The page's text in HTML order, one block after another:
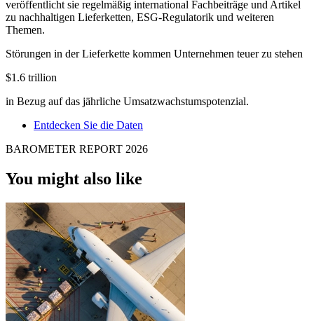
veröffentlicht sie regelmäßig international Fachbeiträge und Artikel
zu nachhaltigen Lieferketten, ESG-Regulatorik und weiteren
Themen.
Störungen in der Lieferkette kommen Unternehmen teuer zu stehen
$1.6 trillion
in Bezug auf das jährliche Umsatzwachstumspotenzial.
Entdecken Sie die Daten
BAROMETER REPORT 2026
You might also like